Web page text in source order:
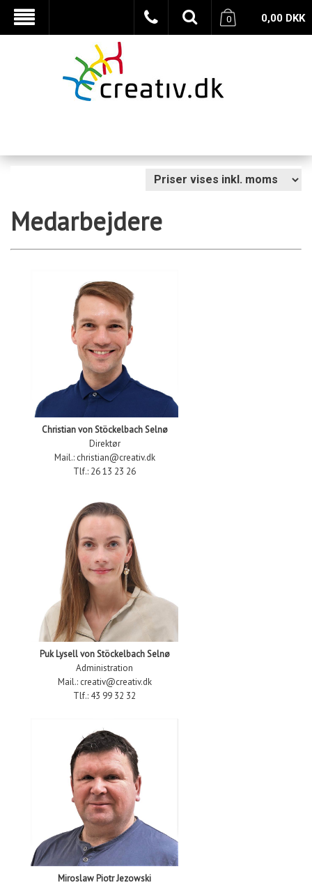
0,00 DKK
0
Medarbejdere
Christian von Stöckelbach Selnø
Direktør
Mail.: christian@creativ.dk
Tlf.: 26 13 23 26
Puk Lysell von Stöckelbach Selnø
Administration
Mail.: creativ@creativ.dk
Tlf.: 43 99 32 32
Miroslaw Piotr Jezowski